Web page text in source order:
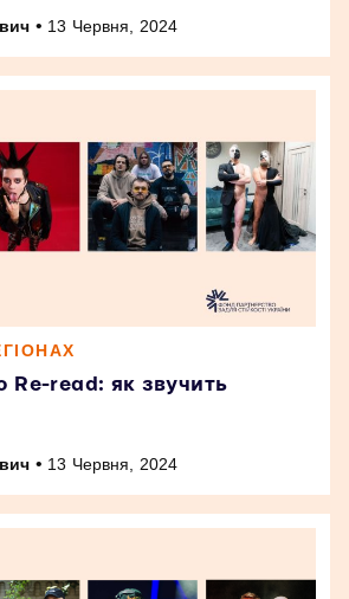
• 13 Червня, 2024
Re-read: як звучить
• 13 Червня, 2024